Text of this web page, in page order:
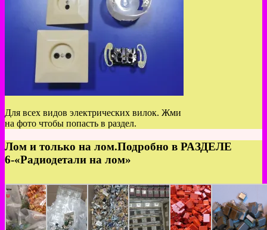
Для всех видов электрических вилок. Жми
на фото чтобы попасть в раздел.
Лом и только на лом.Подробно в РАЗДЕЛЕ
6-«Радиодетали на лом»